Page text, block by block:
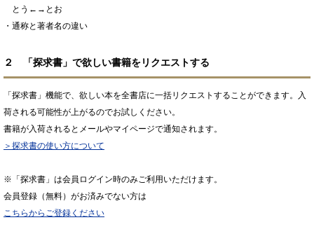
とう←→とお
・通称と著者名の違い
２ 「探求書」で欲しい書籍をリクエストする
「探求書」機能で、欲しい本を全書店に一括リクエストすることができます。入
荷される可能性が上がるのでお試しください。
書籍が入荷されるとメールやマイページで通知されます。
＞探求書の使い方について
※「探求書」は会員ログイン時のみご利用いただけます。
会員登録（無料）がお済みでない方は
こちらからご登録ください